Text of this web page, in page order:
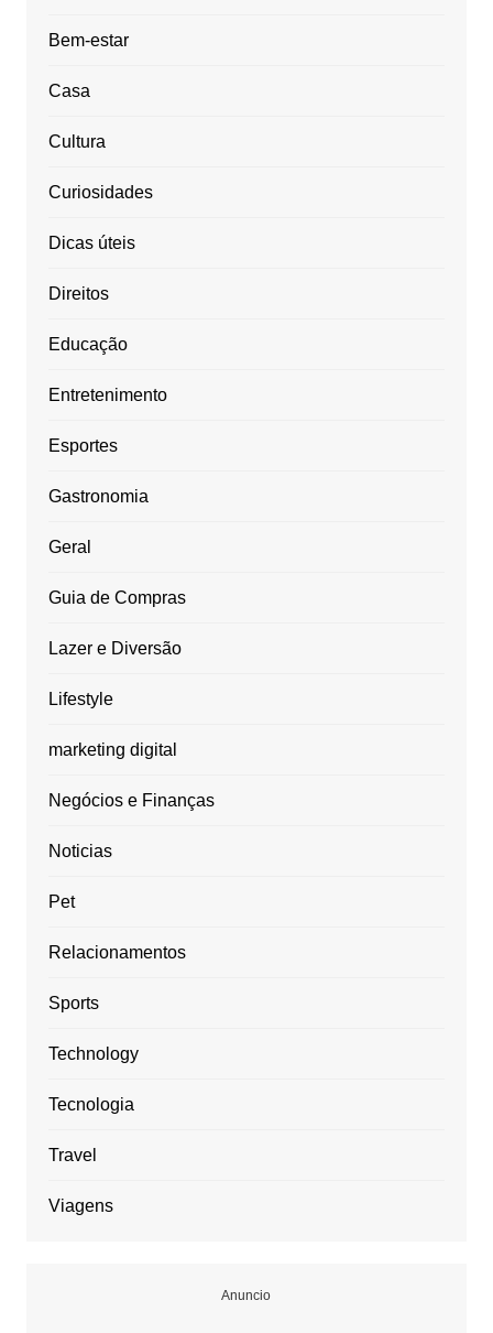
Bem-estar
Casa
Cultura
Curiosidades
Dicas úteis
Direitos
Educação
Entretenimento
Esportes
Gastronomia
Geral
Guia de Compras
Lazer e Diversão
Lifestyle
marketing digital
Negócios e Finanças
Noticias
Pet
Relacionamentos
Sports
Technology
Tecnologia
Travel
Viagens
Anuncio